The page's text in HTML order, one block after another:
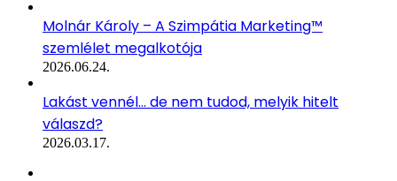
Molnár Károly – A Szimpátia Marketing™
szemlélet megalkotója
2026.06.24.
Lakást vennél… de nem tudod, melyik hitelt
válaszd?
2026.03.17.